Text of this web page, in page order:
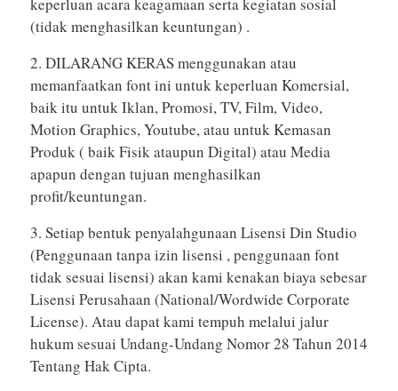
keperluan acara keagamaan serta kegiatan sosial
(tidak menghasilkan keuntungan) .
2. DILARANG KERAS menggunakan atau
memanfaatkan font ini untuk keperluan Komersial,
baik itu untuk Iklan, Promosi, TV, Film, Video,
Motion Graphics, Youtube, atau untuk Kemasan
Produk ( baik Fisik ataupun Digital) atau Media
apapun dengan tujuan menghasilkan
profit/keuntungan.
3. Setiap bentuk penyalahgunaan Lisensi Din Studio
(Penggunaan tanpa izin lisensi , penggunaan font
tidak sesuai lisensi) akan kami kenakan biaya sebesar
Lisensi Perusahaan (National/Wordwide Corporate
License). Atau dapat kami tempuh melalui jalur
hukum sesuai Undang-Undang Nomor 28 Tahun 2014
Tentang Hak Cipta.